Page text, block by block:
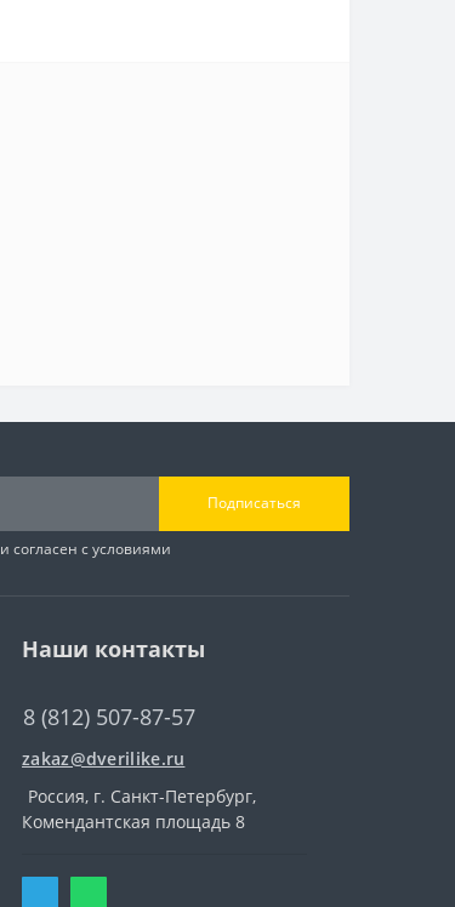
Подписаться
и согласен с условиями
Наши контакты
8 (812) 507-87-57
zakaz@dverilike.ru
Россия, г. Санкт-Петербург,
Комендантская площадь 8